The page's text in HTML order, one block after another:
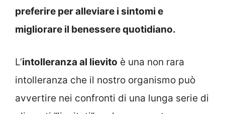
preferire per alleviare i sintomi e
migliorare il benessere quotidiano.
L’intolleranza al lievito è una non rara
intolleranza che il nostro organismo può
avvertire nei confronti di una lunga serie di